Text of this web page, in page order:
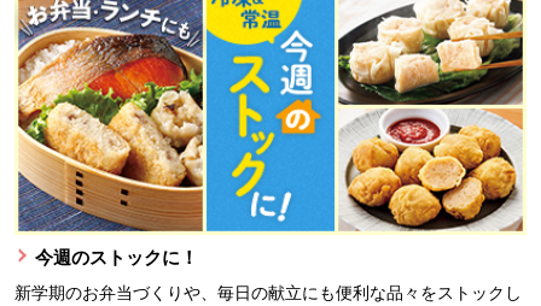
今週のストックに！
新学期のお弁当づくりや、毎日の献立にも便利な品々をストックし